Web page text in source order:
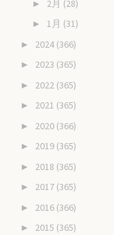
► 2月 (28)
► 1月 (31)
► 2024 (366)
► 2023 (365)
► 2022 (365)
► 2021 (365)
► 2020 (366)
► 2019 (365)
► 2018 (365)
► 2017 (365)
► 2016 (366)
► 2015 (365)